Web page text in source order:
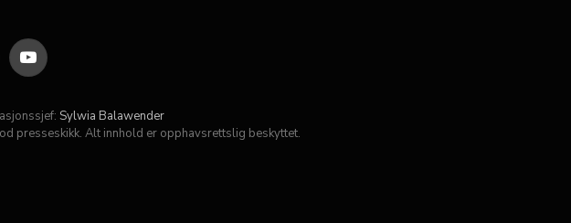
YouTube
Sylwia Balawender
presseskikk. Alt innhold er opphavsrettslig beskyttet.